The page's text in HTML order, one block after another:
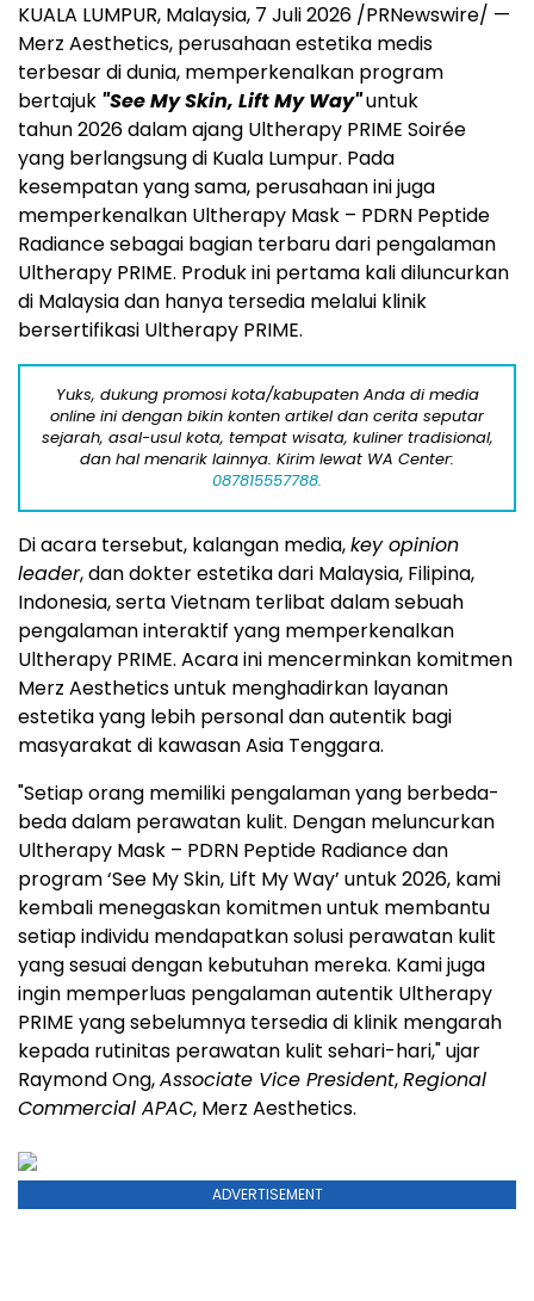
KUALA LUMPUR, Malaysia, 7 Juli 2026 /PRNewswire/ —
Merz Aesthetics, perusahaan estetika medis
terbesar di dunia, memperkenalkan program
bertajuk "See My Skin, Lift My Way"untuk
tahun 2026 dalam ajang Ultherapy PRIME Soirée
yang berlangsung di Kuala Lumpur. Pada
kesempatan yang sama, perusahaan ini juga
memperkenalkan Ultherapy Mask – PDRN Peptide
Radiance sebagai bagian terbaru dari pengalaman
Ultherapy PRIME. Produk ini pertama kali diluncurkan
di Malaysia dan hanya tersedia melalui klinik
bersertifikasi Ultherapy PRIME.
Yuks, dukung promosi kota/kabupaten Anda di media
online ini dengan bikin konten artikel dan cerita seputar
sejarah, asal-usul kota, tempat wisata, kuliner tradisional,
dan hal menarik lainnya. Kirim lewat WA Center:
087815557788.
Di acara tersebut, kalangan media,key opinion
leader, dan dokter estetika dari Malaysia, Filipina,
Indonesia, serta Vietnam terlibat dalam sebuah
pengalaman interaktif yang memperkenalkan
Ultherapy PRIME. Acara ini mencerminkan komitmen
Merz Aesthetics untuk menghadirkan layanan
estetika yang lebih personal dan autentik bagi
masyarakat di kawasan Asia Tenggara.
"Setiap orang memiliki pengalaman yang berbeda-
beda dalam perawatan kulit. Dengan meluncurkan
Ultherapy Mask – PDRN Peptide Radiance dan
program ‘See My Skin, Lift My Way’ untuk 2026, kami
kembali menegaskan komitmen untuk membantu
setiap individu mendapatkan solusi perawatan kulit
yang sesuai dengan kebutuhan mereka. Kami juga
ingin memperluas pengalaman autentik Ultherapy
PRIME yang sebelumnya tersedia di klinik mengarah
kepada rutinitas perawatan kulit sehari-hari," ujar
Raymond Ong,Associate Vice President,Regional
Commercial APAC, Merz Aesthetics.
ADVERTISEMENT